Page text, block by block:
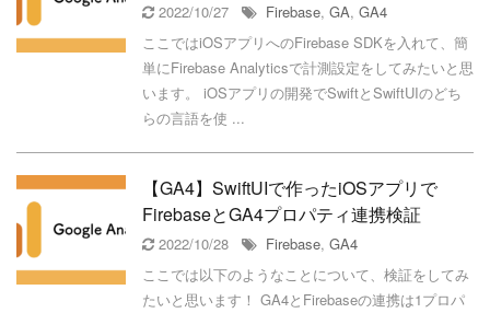
2022/10/27 Firebase, GA, GA4
ここではiOSアプリへのFirebase SDKを入れて、簡
単にFirebase Analyticsで計測設定をしてみたいと思
います。 iOSアプリの開発でSwiftとSwiftUIのどち
らの言語を使 ...
【GA4】SwiftUIで作ったiOSアプリで
FirebaseとGA4プロパティ連携検証
2022/10/28 Firebase, GA4
ここでは以下のようなことについて、検証をしてみ
たいと思います！ GA4とFirebaseの連携は1プロパ